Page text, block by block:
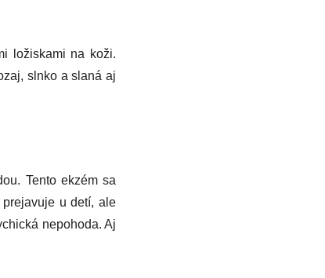
ložiskami na koži.
slnko a slaná aj
Tento ekzém sa
prejavuje u detí, ale
nepohoda. Aj